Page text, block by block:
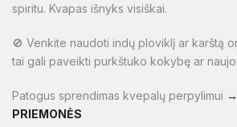
spiritu. Kvapas išnyks visiškai.
🚫 Venkite naudoti indų ploviklį ar karštą
tai gali paveikti purkštuko kokybę ar
Patogus sprendimas kvepalų perpylimui →
PRIEMONĖS